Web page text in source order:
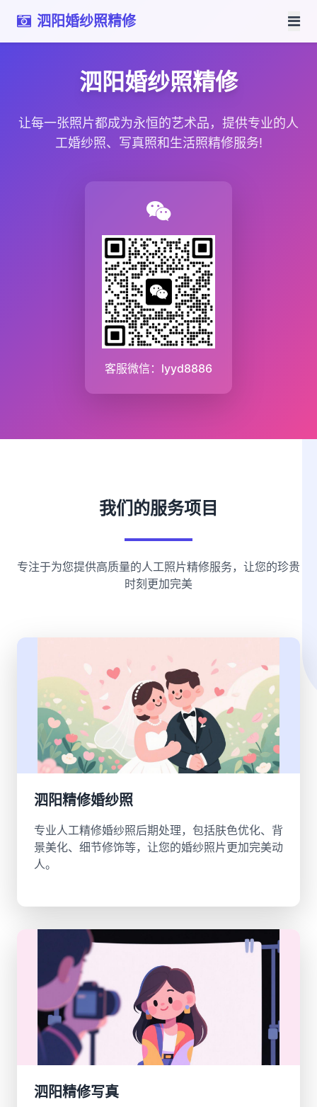
泗阳婚纱照精修
泗阳婚纱照精修
让每一张照片都成为永恒的艺术品，提供专业的人
工婚纱照、写真照和生活照精修服务!
客服微信：lyyd8886
我们的服务项目
专注于为您提供高质量的人工照片精修服务，让您的珍贵
时刻更加完美
泗阳精修婚纱照
专业人工精修婚纱照后期处理，包括肤色优化、背
景美化、细节修饰等，让您的婚纱照片更加完美动
人。
泗阳精修写真